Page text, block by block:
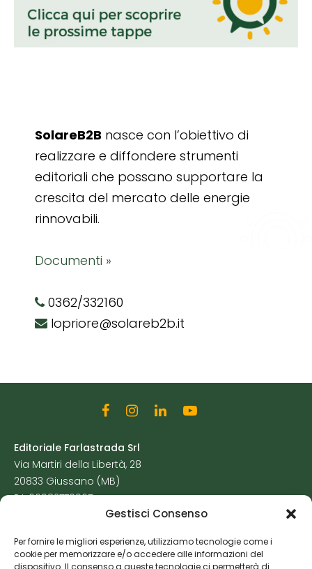
Gestisci Consenso
Per fornire le migliori esperienze, utilizziamo tecnologie come i
cookie per memorizzare e/o accedere alle informazioni del
dispositivo. Il consenso a queste tecnologie ci permetterà di
SolareB2B nasce con l’obiettivo di
realizzare e diffondere strumenti
editoriali che possano supportare la
crescita del mercato delle energie
rinnovabili.
Documenti »
0362/332160
lopriore@solareb2b.it
Editoriale Farlastrada Srl
Via Martiri della Libertà, 28
20833 Giussano (MB)
P.I. 06982770965
Cookie Policy
Risorse Aggiuntive